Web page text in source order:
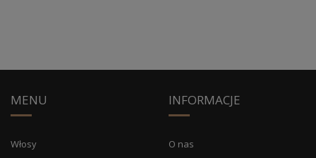
MENU
Włosy
INFORMACJE
O nas